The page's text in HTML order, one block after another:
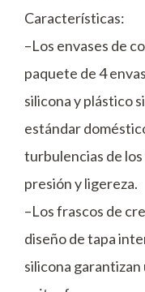
Características:
–Los envases de
paquete de 4
silicona y plástico
estándar
turbulencias de
presión y ligereza.
–Los frascos de
diseño de tapa
silicona